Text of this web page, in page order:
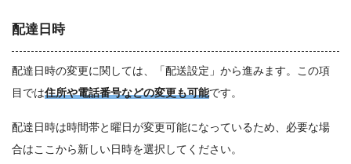
配達日時
配達日時の変更に関しては、「配送設定」から進みます。この項
目では住所や電話番号などの変更も可能です。
配達日時は時間帯と曜日が変更可能になっているため、必要な場
合はここから新しい日時を選択してください。